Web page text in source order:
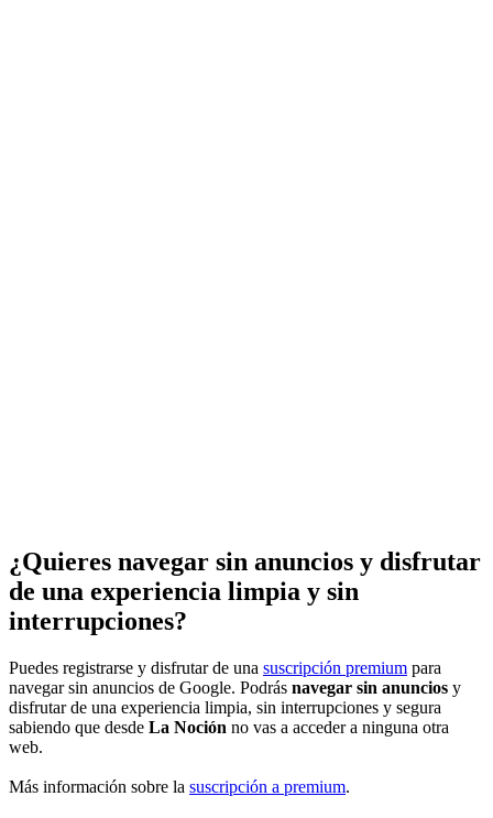
¿Quieres navegar sin anuncios y disfrutar
de una experiencia limpia y sin
interrupciones?
Puedes registrarse y disfrutar de una suscripción premium para
navegar sin anuncios de Google. Podrás navegar sin anuncios y
disfrutar de una experiencia limpia, sin interrupciones y segura
sabiendo que desde La Noción no vas a acceder a ninguna otra
web.
Más información sobre la suscripción a premium.